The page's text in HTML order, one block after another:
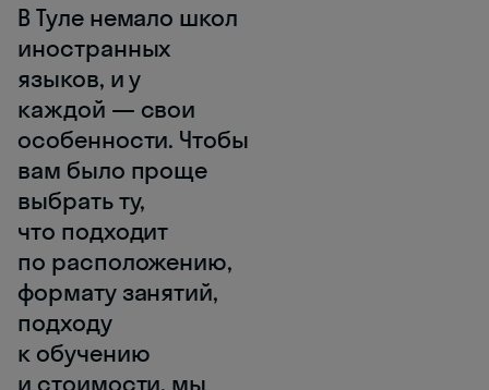
В Туле немало школ
иностранных
языков, и у
каждой — свои
особенности. Чтобы
вам было проще
выбрать ту,
что подходит
по расположению,
формату занятий,
подходу
к обучению
и стоимости, мы